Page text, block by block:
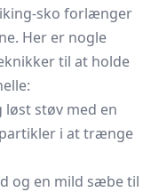
sko forlænger
Her er nogle
til at holde
løst støv med en
i at trænge
og en mild sæbe til